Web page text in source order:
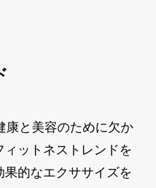
康と美容のために欠か
ットネストレンドを
的なエクササイズを